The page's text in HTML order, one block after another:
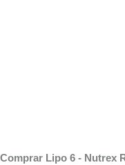
Comprar Lipo 6 - Nutrex